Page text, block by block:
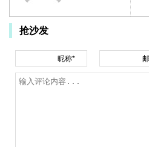
抢沙发
昵称*